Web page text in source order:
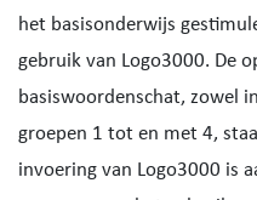
het basisonderwijs
gebruik van Logo3000. De
basiswoordenschat, zowel
groepen 1 tot en met 4,
invoering van Logo3000 is